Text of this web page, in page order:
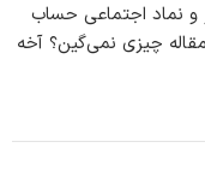
و نماد اجتماعی حساب
چیزی نمی‌گین؟ آخه